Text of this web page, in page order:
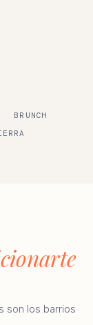
BRUNCH
son los barrios